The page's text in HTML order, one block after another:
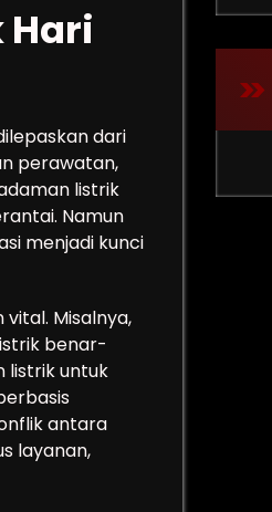
dari
perawatan,
listrik
Namun
menjadi kunci
Misalnya,
benar-
listrik untuk
antara
layanan,